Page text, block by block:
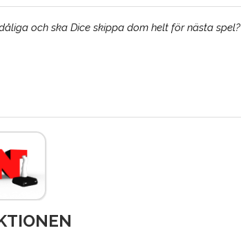
och ska Dice skippa dom helt för nästa spel?